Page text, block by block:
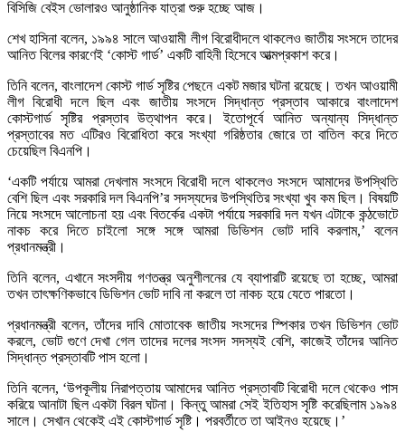
বিসিজি বেইস ভোলারও আনুষ্ঠানিক যাত্রা শুরু হচ্ছে আজ।
শেখ হাসিনা বলেন, ১৯৯৪ সালে আওয়ামী লীগ বিরোধীদলে থাকলেও জাতীয় সংসদে তাদের
আনিত বিলের কারণেই ‘কোস্ট গার্ড’ একটি বাহিনী হিসেবে আত্মপ্রকাশ করে।
তিনি বলেন, বাংলাদেশ কোস্ট গার্ড সৃষ্টির পেছনে একট মজার ঘটনা রয়েছে। তখন আওয়ামী
লীগ বিরোধী দলে ছিল এবং জাতীয় সংসদে সিদ্ধান্ত প্রস্তাব আকারে বাংলাদেশ
কোস্টগার্ড সৃষ্টির প্রস্তাব উত্থাপন করে। ইতোপূর্বে আনিত অন্যান্য সিদ্ধান্ত
প্রস্তাবের মত এটিরও বিরোধিতা করে সংখ্যা গরিষ্ঠতার জোরে তা বাতিল করে দিতে
চেয়েছিল বিএনপি।
‘একটি পর্যায়ে আমরা দেখলাম সংসদে বিরোধী দলে থাকলেও সংসদে আমাদের উপস্থিতি
বেশি ছিল এবং সরকারি দল বিএনপি’র সদস্যদের উপস্থিতির সংখ্যা খুব কম ছিল। বিষয়টি
নিয়ে সংসদে আলোচনা হয় এবং বিতর্কের একটা পর্যায়ে সরকারি দল যখন এটাকে কন্ঠভোটে
নাকচ করে দিতে চাইলো সঙ্গে সঙ্গে আমরা ডিভিশন ভোট দাবি করলাম,’ বলেন
প্রধানমন্ত্রী।
তিনি বলেন, এখানে সংসদীয় গণতন্ত্র অনুশীলনের যে ব্যাপারটি রয়েছে তা হচ্ছে, আমরা
তখন তাৎক্ষণিকভাবে ডিভিশন ভোট দাবি না করলে তা নাকচ হয়ে যেতে পারতো।
প্রধানমন্ত্রী বলেন, তাঁদের দাবি মোতাবেক জাতীয় সংসদের স্পিকার তখন ডিভিশন ভোট
করলে, ভোট গুণে দেখা গেল তাদের দলের সংসদ সদস্যই বেশি, কাজেই তাঁদের আনিত
সিদ্ধান্ত প্রস্তাবটি পাস হলো।
তিনি বলেন, ‘উপকূলীয় নিরাপত্তায় আমাদের আনিত প্রস্তাবটি বিরোধী দলে থেকেও পাস
করিয়ে আনাটা ছিল একটা বিরল ঘটনা। কিন্তু আমরা সেই ইতিহাস সৃষ্টি করেছিলাম ১৯৯৪
সালে। সেখান থেকেই এই কোস্টগার্ড সৃষ্টি। পরবর্তীতে তা আইনও হয়েছে।’